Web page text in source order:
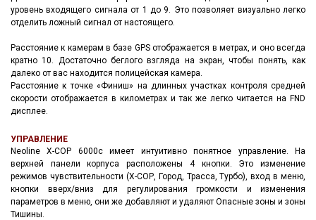
уровень входящего сигнала от 1 до 9. Это позволяет визуально легко
отделить ложный сигнал от настоящего.
Расстояние к камерам в базе GPS отображается в метрах, и оно всегда
кратно 10. Достаточно беглого взгляда на экран, чтобы понять, как
далеко от вас находится полицейская камера.
Расстояние к точке «Финиш» на длинных участках контроля средней
скорости отображается в километрах и так же легко читается на FND
дисплее.
УПРАВЛЕНИЕ
Neoline X-COP 6000c имеет интуитивно понятное управление. На
верхней панели корпуса расположены 4 кнопки. Это изменение
режимов чувствительности (Х-СОР, Город, Трасса, Турбо), вход в меню,
кнопки вверх/вниз для регулирования громкости и изменения
параметров в меню, они же добавляют и удаляют Опасные зоны и зоны
Тишины.